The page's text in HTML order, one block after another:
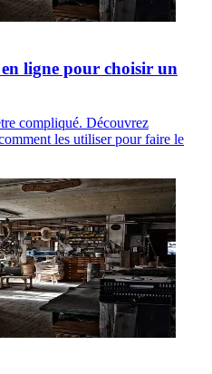
ligne pour choisir un
compliqué. Découvrez
les utiliser pour faire le